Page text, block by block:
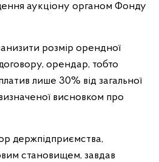
аукціону органом Фонду
розмір орендної
орендар, тобто
лише 30% від загальної
висновком про
держпідприємства,
становищем, завдав